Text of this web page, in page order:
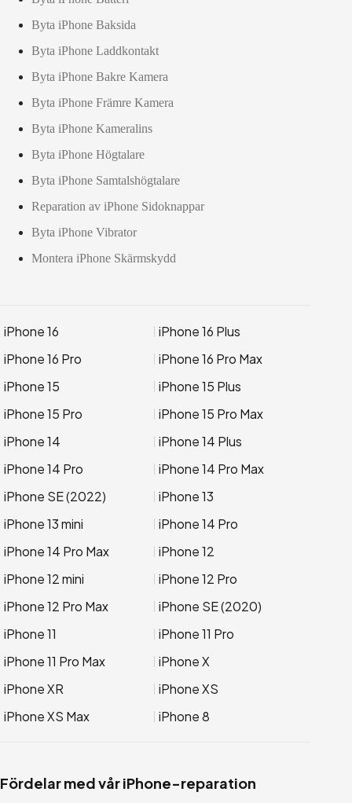
Byta iPhone Baksida
Byta iPhone Laddkontakt
Byta iPhone Bakre Kamera
Byta iPhone Främre Kamera
Byta iPhone Kameralins
Byta iPhone Högtalare
Byta iPhone Samtalshögtalare
Reparation av iPhone Sidoknappar
Byta iPhone Vibrator
Montera iPhone Skärmskydd
iPhone 16
iPhone 16 Plus
iPhone 16 Pro
iPhone 16 Pro Max
iPhone 15
iPhone 15 Plus
iPhone 15 Pro
iPhone 15 Pro Max
iPhone 14
iPhone 14 Plus
iPhone 14 Pro
iPhone 14 Pro Max
iPhone SE (2022)
iPhone 13
iPhone 13 mini
iPhone 14 Pro
iPhone 14 Pro Max
iPhone 12
iPhone 12 mini
iPhone 12 Pro
iPhone 12 Pro Max
iPhone SE (2020)
iPhone 11
iPhone 11 Pro
iPhone 11 Pro Max
iPhone X
iPhone XR
iPhone XS
iPhone XS Max
iPhone 8
Fördelar med vår iPhone-reparation